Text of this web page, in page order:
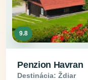
9.8
Penzion Havran
Destinácia: Ždiar